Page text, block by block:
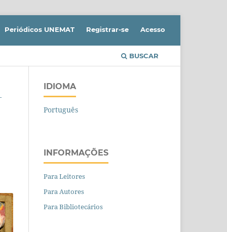
BUSCAR
Periódicos UNEMAT Registrar-se Acesso
IDIOMA
Português
INFORMAÇÕES
Para Leitores
Para Autores
Para Bibliotecários